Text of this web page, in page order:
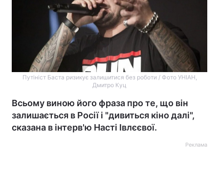
Путініст Баста ризикує залишитися без роботи / Фото УНІАН,
Дмитро Куц
Всьому виною його фраза про те, що він
залишається в Росії і "дивиться кіно далі",
сказана в інтерв'ю Насті Івлєєвої.
Реклама